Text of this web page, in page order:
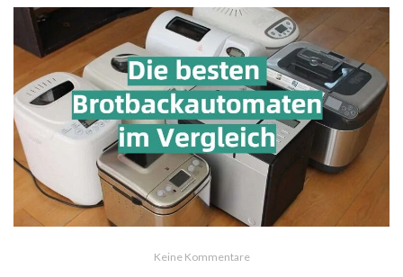
Keine Kommentare